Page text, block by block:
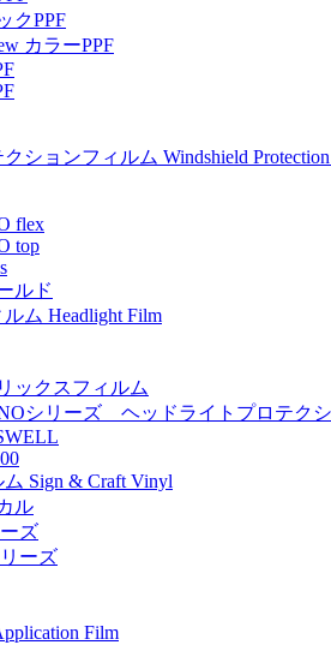
クPPF
カラーPPF
ションフィルム Windshield
flex
top
ルド
ム Headlight Film
ックスフィルム
シリーズ ヘッドライトプロテク
Sign & Craft Vinyl
ル
ズ
ーズ
Film